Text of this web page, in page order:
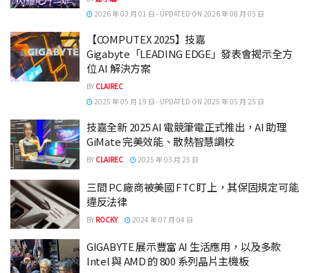
2026 年 03 月 01 日 - UPDATED ON 2026 年 08 月 05 日
【COMPUTEX 2025】技嘉
Gigabyte「LEADING EDGE」發表會揭示全方
位 AI 解決方案
BY CLAIREC
2025 年 05 月 19 日 - UPDATED ON 2025 年 05 月 25 日
技嘉全新 2025 AI 電競筆電正式推出，AI 助理
GiMate 完美效能、散熱智慧調校
BY CLAIREC 2025 年 03 月 25 日
三間 PC 廠商被美國 FTC 盯上，其保固規定可能
違反法律
BY ROCKY 2024 年 07 月 04 日
GIGABYTE 展示豐富 AI 生活應用，以及多款
Intel 與 AMD 的 800 系列晶片主機板